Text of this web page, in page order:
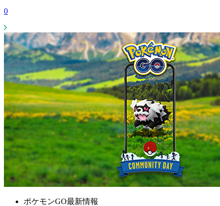
0
ポケモンGO最新情報